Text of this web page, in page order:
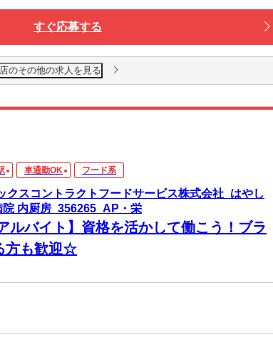
すぐ応募する
のその他の求人を見る
車通勤OK フード系
クスコントラクトフードサービス株式会社_はやし
院 内厨房_356265_AP・栄
ルバイト】資格を活かして働こう！ブラ
方も歓迎☆